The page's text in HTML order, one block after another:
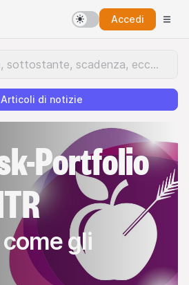
Accedi
Articoli di notizie
Portfolio
gli